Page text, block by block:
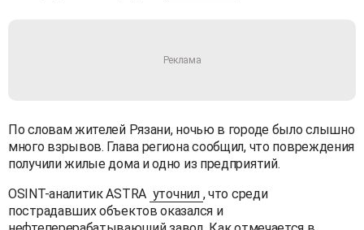
По словам жителей Рязани, ночью в городе было слышно
много взрывов. Глава региона сообщил, что повреждения
получили жилые дома и одно из предприятий.
OSINT-аналитик ASTRA уточнил , что среди
пострадавших объектов оказался и